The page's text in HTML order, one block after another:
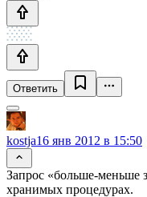
Ответить
kostja16 янв 2012 в 15:50
Запрос «больше-меньше
хранимых процедурах.